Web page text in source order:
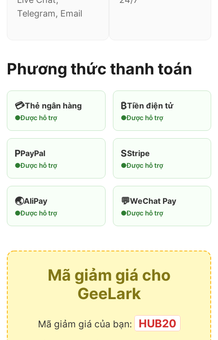
Telegram, Email
Phương thức thanh toán
💳Thẻ ngân hàng
●Được hỗ trợ
₿Tiền điện tử
●Được hỗ trợ
PPayPal
●Được hỗ trợ
SStripe
●Được hỗ trợ
🌏AliPay
●Được hỗ trợ
💬WeChat Pay
●Được hỗ trợ
Mã giảm giá cho
GeeLark
Mã giảm giá của bạn: HUB20